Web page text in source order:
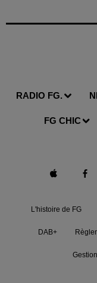
RADIO FG.
FG CHIC
L'histoire de FG
DAB+